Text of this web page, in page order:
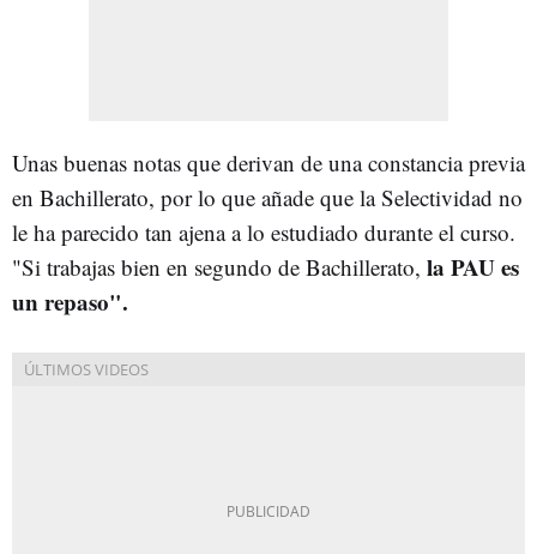
Unas buenas notas que derivan de una constancia previa
en Bachillerato, por lo que añade que la Selectividad no
le ha parecido tan ajena a lo estudiado durante el curso.
"Si trabajas bien en segundo de Bachillerato, la PAU es
un repaso".